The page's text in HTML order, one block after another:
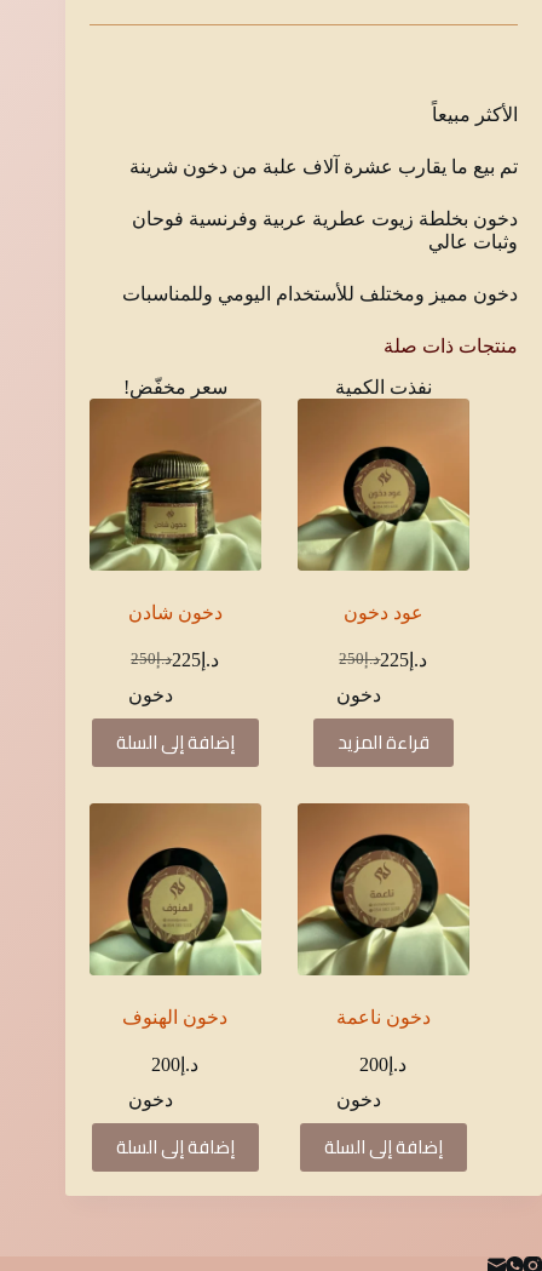
الأكثر مبيعاً
تم بيع ما يقارب عشرة آلاف علبة من دخون شرينة
دخون بخلطة زيوت عطرية عربية وفرنسية فوحان
وثبات عالي
دخون مميز ومختلف للأستخدام اليومي وللمناسبات
منتجات ذات صلة
نفذت الكمية
عود دخون
د.إ250
السعر
الأصلي
هو:
د.إ250.
د.إ 225السعر
الحالي
هو:
د.إ225.
دخون
قراءة المزيد
سعر مخفّض!
دخون شادن
د.إ250
السعر
الأصلي
هو:
د.إ250.
د.إ 225السعر
الحالي
هو:
د.إ225.
دخون
إضافة إلى السلة
دخون ناعمة
د.إ 200
دخون
إضافة إلى السلة
دخون الهنوف
د.إ 200
دخون
إضافة إلى السلة